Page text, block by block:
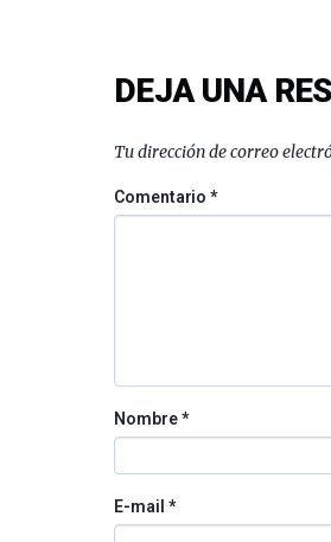
DEJA UNA
Tu dirección de correo
Comentario*
Nombre*
E-mail *